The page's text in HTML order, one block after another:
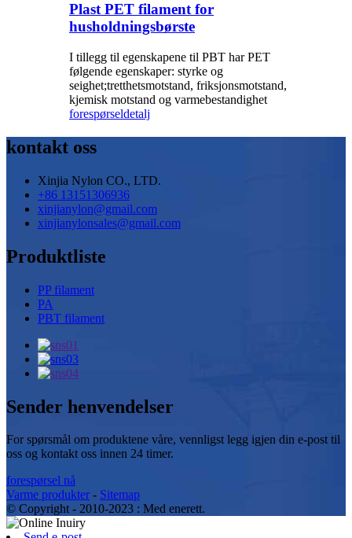
Plast PET filament for
husholdningsbørste
I tillegg til egenskapene til PBT har PET
følgende egenskaper: styrke og
seighet;tretthetsmotstand, friksjonsmotstand,
kjemisk motstand og varmebestandighet
forespørseldetalj
kontakt oss
Xinjia Nylon CO., LTD.
+86 13151306936
xinjianylon@gmail.com
xinjianylonsales@gmail.com
Produktliste
PP filament
PA
PBT filament
Sender henvendelser
For spørsmål om produktene våre, vennligst legg igjen din e-post til
oss og kontakt oss innen 24 timer.
forespørsel nå
Varme produkter - Sitemap
© Copyright - 2010-2023 : Med enerett.